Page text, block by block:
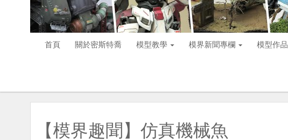
首頁 關於密斯特喬 模型教學 模界新聞專欄 模型作品
【模界趣聞】仿真機械魚